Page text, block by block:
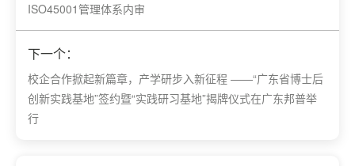
ISO45001管理体系内审
下一个：
校企合作掀起新篇章，产学研步入新征程 ——“广东省博士后
创新实践基地”签约暨“实践研习基地”揭牌仪式在广东邦普举
行